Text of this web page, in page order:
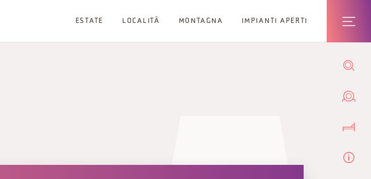
ESTATE LOCALITÀ MONTAGNA IMPIANTI APERTI